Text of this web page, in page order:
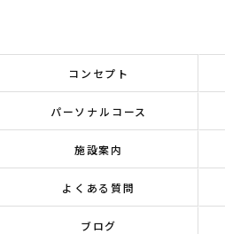
コンセプト
パーソナルコース
施設案内
よくある質問
ブログ